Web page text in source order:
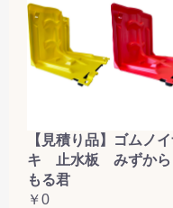
【見積り品】ゴムノ
キ 止水板 みずから
もる君
￥0